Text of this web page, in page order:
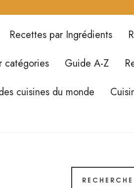
Recettes par Ingrédients
catégories Guide A-Z
cuisines du monde
RECHERCHE